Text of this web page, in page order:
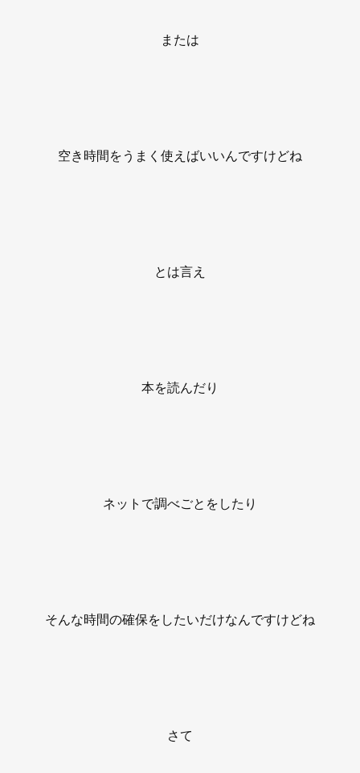
または
空き時間をうまく使えばいいんですけどね
とは言え
本を読んだり
ネットで調べごとをしたり
そんな時間の確保をしたいだけなんですけどね
さて